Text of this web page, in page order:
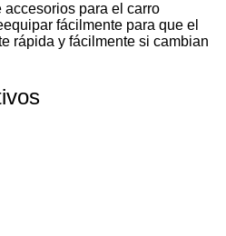
accesorios para el carro
fácilmente para que el
rápida y fácilmente si cambian